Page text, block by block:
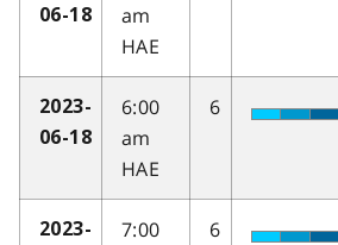
06-18
am
HAE
2023-
06-18
6:00
am
HAE
6
2023-
7:00
6